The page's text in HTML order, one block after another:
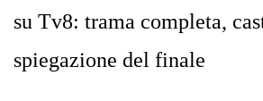
su Tv8: trama completa,
spiegazione del finale